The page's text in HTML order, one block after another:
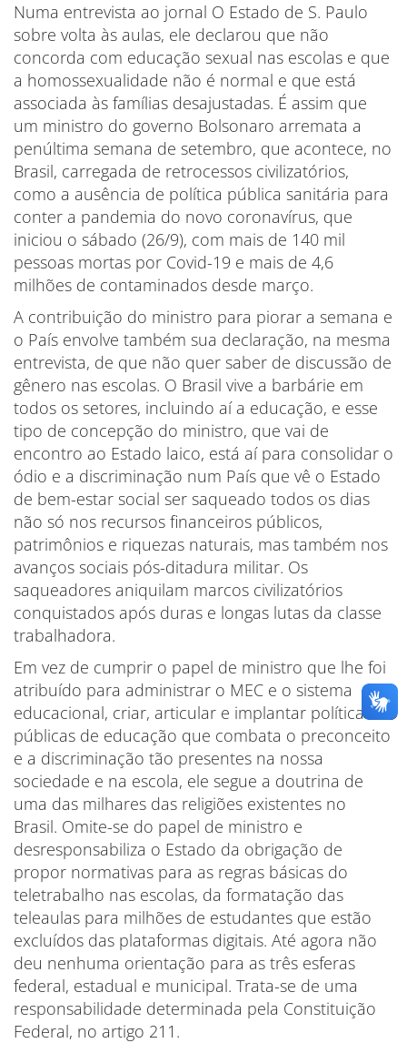
Numa entrevista ao jornal O Estado de S. Paulo
sobre volta às aulas, ele declarou que não
concorda com educação sexual nas escolas e que
a homossexualidade não é normal e que está
associada às famílias desajustadas. É assim que
um ministro do governo Bolsonaro arremata a
penúltima semana de setembro, que acontece, no
Brasil, carregada de retrocessos civilizatórios,
como a ausência de política pública sanitária para
conter a pandemia do novo coronavírus, que
iniciou o sábado (26/9), com mais de 140 mil
pessoas mortas por Covid-19 e mais de 4,6
milhões de contaminados desde março.
A contribuição do ministro para piorar a semana e
o País envolve também sua declaração, na mesma
entrevista, de que não quer saber de discussão de
gênero nas escolas. O Brasil vive a barbárie em
todos os setores, incluindo aí a educação, e esse
tipo de concepção do ministro, que vai de
encontro ao Estado laico, está aí para consolidar o
ódio e a discriminação num País que vê o Estado
de bem-estar social ser saqueado todos os dias
não só nos recursos financeiros públicos,
patrimônios e riquezas naturais, mas também nos
avanços sociais pós-ditadura militar. Os
saqueadores aniquilam marcos civilizatórios
conquistados após duras e longas lutas da classe
trabalhadora.
Em vez de cumprir o papel de ministro que lhe foi
atribuído para administrar o MEC e o sistema
educacional, criar, articular e implantar políticas
públicas de educação que combata o preconceito
e a discriminação tão presentes na nossa
sociedade e na escola, ele segue a doutrina de
uma das milhares das religiões existentes no
Brasil. Omite-se do papel de ministro e
desresponsabiliza o Estado da obrigação de
propor normativas para as regras básicas do
teletrabalho nas escolas, da formatação das
teleaulas para milhões de estudantes que estão
excluídos das plataformas digitais. Até agora não
deu nenhuma orientação para as três esferas
federal, estadual e municipal. Trata-se de uma
responsabilidade determinada pela Constituição
Federal, no artigo 211.